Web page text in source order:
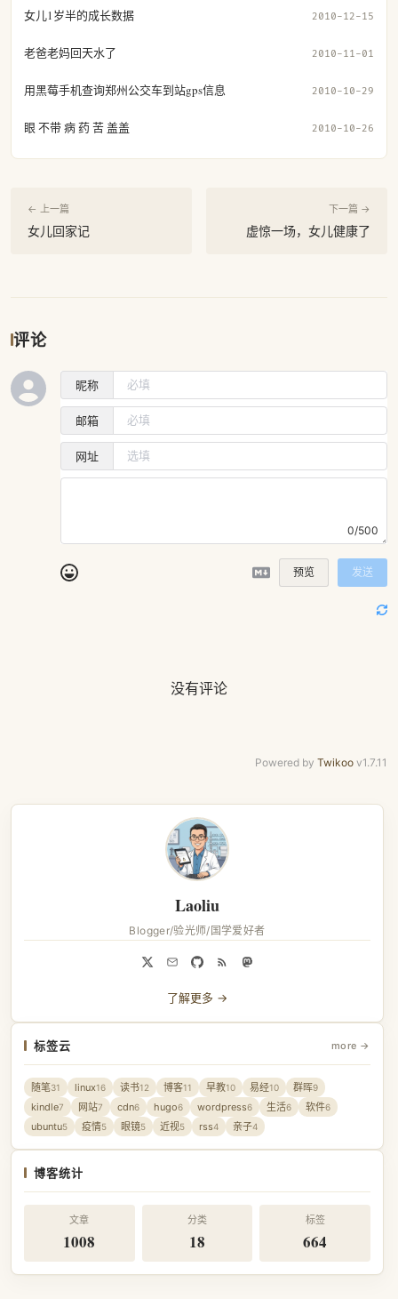
女儿1岁半的成长数据 2010-12-15
老爸老妈回天水了 2010-11-01
用黑莓手机查询郑州公交车到站gps信息 2010-10-29
眼 不带 病 药 苦 盖盖 2010-10-26
← 上一篇
女儿回家记
下一篇 →
虚惊一场，女儿健康了
评论
昵称
邮箱
网址
0/500
预览 发送
没有评论
Powered by Twikoo v1.7.11
Laoliu
Blogger/验光师/国学爱好者
了解更多 →
标签云 more →
随笔31 linux16 读书12 博客11 早教10 易经10 群晖9
kindle7 网站7 cdn6 hugo6 wordpress6 生活6 软件6
ubuntu5 疫情5 眼镜5 近视5 rss4 亲子4
博客统计
文章
1008
分类
18
标签
664